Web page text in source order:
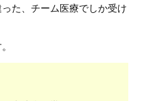
た、チーム医療でしか受け